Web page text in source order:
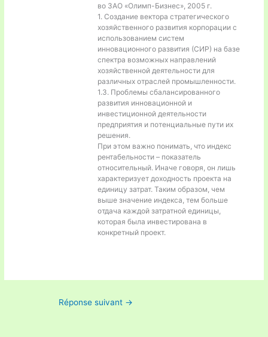
во ЗАО «Олимп-Бизнес», 2005 г.
1. Создание вектора стратегического
хозяйственного развития корпорации с
использованием систем
инновационного развития (СИР) на базе
спектра возможных направлений
хозяйственной деятельности для
различных отраслей промышленности.
1.3. Проблемы сбалансированного
развития инновационной и
инвестиционной деятельности
предприятия и потенциальные пути их
решения.
При этом важно понимать, что индекс
рентабельности – показатель
относительный. Иначе говоря, он лишь
характеризует доходность проекта на
единицу затрат. Таким образом, чем
выше значение индекса, тем больше
отдача каждой затратной единицы,
которая была инвестирована в
конкретный проект.
Réponse suivant →